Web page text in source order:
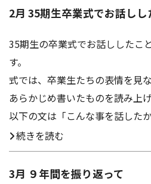
2月 35期生卒業式でお話しし
35期生の卒業式でお話ししたこ
す。
式では、卒業生たちの表情を見
あらかじめ書いたものを読み上
以下の文は「こんな事を話した
続きを読む
3月 ９年間を振り返って